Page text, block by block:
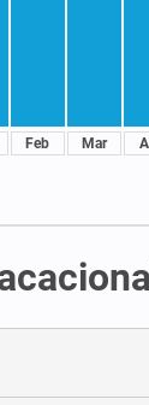
Feb Mar